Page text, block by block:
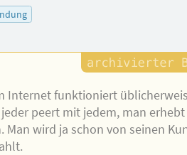
Internet funktioniert
peert mit jedem, man
Man wird ja schon von seinen